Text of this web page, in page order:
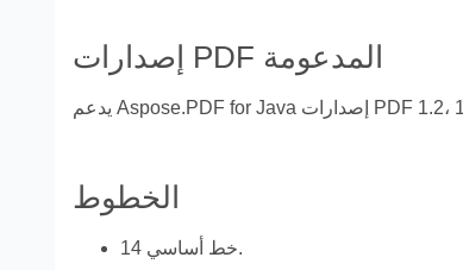
إصدارات PDF المدعومة
الخطوط
14 خط أساسي.